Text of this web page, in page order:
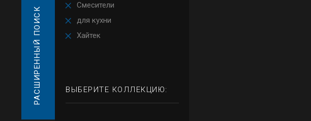
РАСШИРЕННЫЙ ПОИСК
Смесители
для кухни
Хайтек
ВЫБЕРИТЕ КОЛЛЕКЦИЮ: